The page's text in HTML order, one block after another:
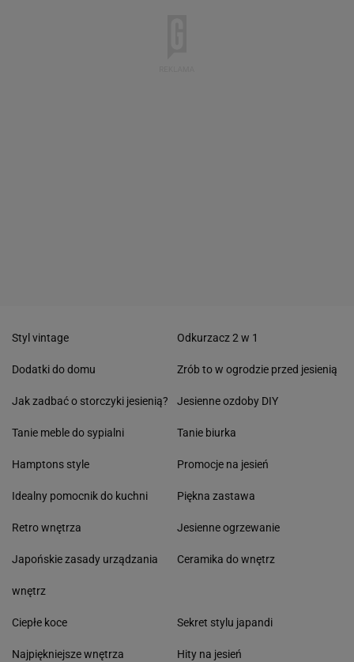
Styl vintage
Dodatki do domu
Jak zadbać o storczyki jesienią?
Tanie meble do sypialni
Hamptons style
Idealny pomocnik do kuchni
Retro wnętrza
Japońskie zasady urządzania
wnętrz
Odkurzacz 2 w 1
Zrób to w ogrodzie przed jesienią
Jesienne ozdoby DIY
Tanie biurka
Promocje na jesień
Piękna zastawa
Jesienne ogrzewanie
Ceramika do wnętrz
Ciepłe koce
Najpiękniejsze wnętrza
Sekret stylu japandi
Hity na jesień